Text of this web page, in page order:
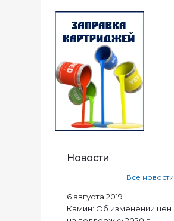
Новости
Все новости
6 августа 2019
Камин: Об изменении цен